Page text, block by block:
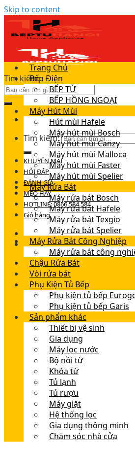
Skip to content
Tìm kiếm:
Tìm kiếm:
KHUYẾN MÃI
HỎI ĐÁP
ĐÁNH GIÁ
MẸO HAY
HOTLINE: 0866.584.584
Giỏ hàng
Trang Chủ
Bếp Điện
BẾP TỪ
BẾP HỒNG NGOẠI
Máy Hút Mùi
Hút mùi Hafele
Máy hút mùi Bosch
Máy hút mùi Canzy
Máy hút mùi Malloca
Máy hút mùi Faster
Máy hút mùi Spelier
Máy Rửa Bát
Máy rửa bát Bosch
Máy rửa bát Hafele
Máy rửa bát Texgio
Máy rửa bát Spelier
Máy Rửa Bát Công Nghiệp
Máy rửa bát công
Chậu Rửa Bát
Vòi rửa bát
Phụ Kiện Tủ Bếp
Phụ kiện tủ bếp
Phụ kiện tủ bếp Garis
Sản phẩm khác
Thiết bị vệ sinh
Gia dụng
Máy lọc nước
Bộ nồi từ
Khóa từ
Tủ lạnh
Tủ rượu
Máy giặt
Hệ thống lọc
Gia dụng thông minh
Chăm sóc nhà cửa